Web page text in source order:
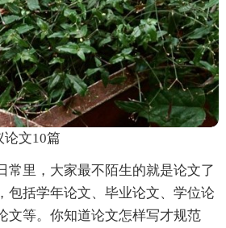
文10篇
常里，大家最不陌生的就是论文了
包括学年论文、毕业论文、学位论
文等。你知道论文怎样写才规范